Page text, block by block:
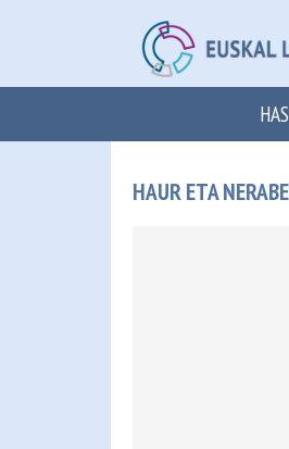
HAUR ETA